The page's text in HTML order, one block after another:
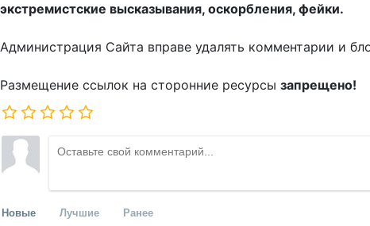
экстремистские высказывания, оскорбления, фейки.
Администрация Сайта вправе удалять комментарии и
Размещение ссылок на сторонние ресурсы запрещено!
Новые Лучшие Ранее